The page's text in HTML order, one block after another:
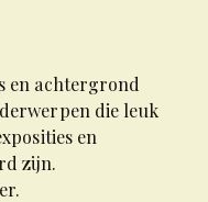
en achtergrond
die leuk
en
zijn.